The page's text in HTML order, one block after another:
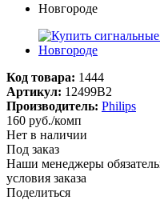
Код товара: 1444
Артикул: 12499В2
Производитель: Philips
160 руб./комп
Нет в наличии
Под заказ
Наши менеджеры
условия заказа
Поделиться